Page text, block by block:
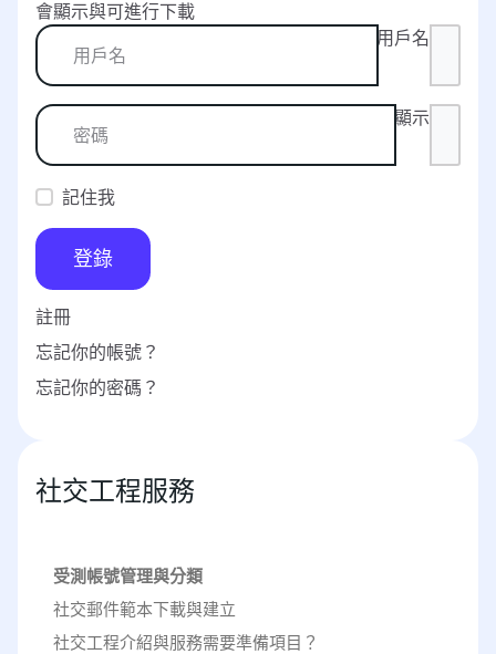
會顯示與可進行下載
用戶名
顯示
記住我
登錄
註冊
忘記你的帳號？
忘記你的密碼？
社交工程服務
受測帳號管理與分類
社交郵件範本下載與建立
社交工程介紹與服務需要準備項目？